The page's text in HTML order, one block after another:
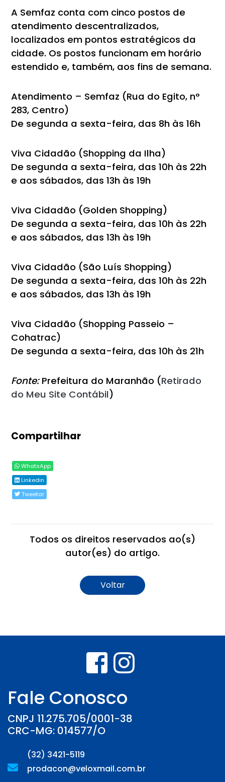
A Semfaz conta com cinco postos de
atendimento descentralizados,
localizados em pontos estratégicos da
cidade. Os postos funcionam em horário
estendido e, também, aos fins de semana.
Atendimento – Semfaz (Rua do Egito, n°
283, Centro)
De segunda a sexta-feira, das 8h às 16h
Viva Cidadão (Shopping da Ilha)
De segunda a sexta-feira, das 10h às 22h
e aos sábados, das 13h às 19h
Viva Cidadão (Golden Shopping)
De segunda a sexta-feira, das 10h às 22h
e aos sábados, das 13h às 19h
Viva Cidadão (São Luís Shopping)
De segunda a sexta-feira, das 10h às 22h
e aos sábados, das 13h às 19h
Viva Cidadão (Shopping Passeio –
Cohatrac)
De segunda a sexta-feira, das 10h às 21h
Fonte:Prefeitura do Maranhão (Retirado
do Meu Site Contábil)
Compartilhar
WhatsApp
Linkedin
Tweetar
Todos os direitos reservados ao(s)
autor(es) do artigo.
Voltar
Fale Conosco
CNPJ 11.275.705/0001-38
CRC-MG: 014577/O
(32) 3421-5119
prodacon@veloxmail.com.br